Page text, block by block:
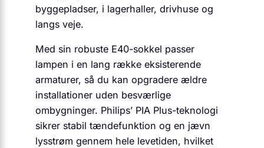
byggepladser, i lagerhaller, drivhuse og
langs veje.
Med sin robuste E40-sokkel passer
lampen i en lang række eksisterende
armaturer, så du kan opgradere ældre
installationer uden besværlige
ombygninger. Philips’ PIA Plus-teknologi
sikrer stabil tændefunktion og en jævn
lysstrøm gennem hele levetiden, hvilket